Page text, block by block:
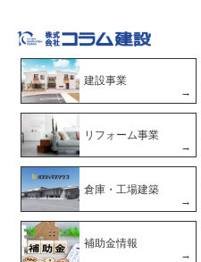
建設事業
リフォーム事業
倉庫・工場建築
補助金情報